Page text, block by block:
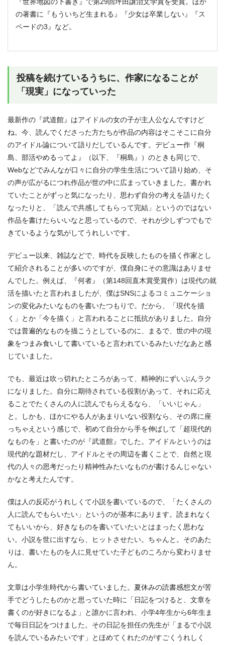
の著書に『もういちど生まれる』『少女は卒業しない』『ス
ペードの3』など。
投稿を続けているうちに、作家になることが
「現実」になっていった
最新作の『武道館』はアイドルの女の子が主人公なんですけど
ね。今、読んでくださった方たちが作品の内容はそこそこに自分
のアイドル論について語りだしているんです。デビュー作『桐
島、部活やめるってよ』（以下、『桐島』）のときも同じで、
Webなどでみんなが口々に自分の学生生活について語り始め、そ
の声が広がるにつれ作品が世の中に広まっていきました。書かれ
ていたことがずっと気になったり、思わず自分の考えを語りたく
なったりと、「読んで共感してもらって完結」というのではない
作品を書けたらいいなと思っているので、それが少しずつでもで
きているような気がしてうれしいです。
デビュー以来、雑誌などで、時代を反映したものを描く作家とし
て紹介されることが多いのですが、僕自身にその意識はありませ
んでした。例えば、『何者』（第148回直木賞受賞作）は現代の就
活を描いたと言われましたが、僕はSNSによるコミュニケーショ
ンの変化みたいなものを書いたつもりで。だから、「現代を描
く」とか「今を描く」と言われることに抵抗がありました。自分
では普遍的なものを描こうとしているのに、まるで、世の中の現
象をつまみ食いして書いていると言われているみたいだなあと感
じていました。
でも、最近は吹っ切れたところがあって、精神的にずいぶんラク
になりました。自分に期待されている役割があって、それに応え
ることでたくさんの人に読んでもらえるなら、「いいじゃん」
と。しかも、ほかにやる人があまりいない役割なら、その席に座
っちゃえという感じで、初めて自分から手を伸ばして「超現代的
なものを」と書いたのが『武道館』でした。アイドルというのは
現代的な題材だし、アイドルとその周辺を書くことで、自然と現
代の人々の思考だったり精神性みたいなものが書けるんじゃない
かなと考えたんです。
僕は人の反応がうれしくて小説を書いているので、「たくさんの
人に読んでもらいたい」というのが基本にあります。読まれなく
てもいいから、好きなものを書いていたいとはまったく思わな
い。小説を世に出すなら、ヒットさせたい。ちゃんと。そのあた
りは、書いたものを人に見せていた子どものころから変わりませ
ん。
文章は小学生時代から書いていました。夏休みの読書感想文が苦
手でどうしたものかと思っていた時に「日記をつけると、文章を
書くのが好きになるよ」と誰かに言われ、小学4年生から6年生ま
で毎日日記をつけました。その日記を担任の先生が「まるで小説
を読んでいるみたいです」とほめてくれたのがすごくうれしく